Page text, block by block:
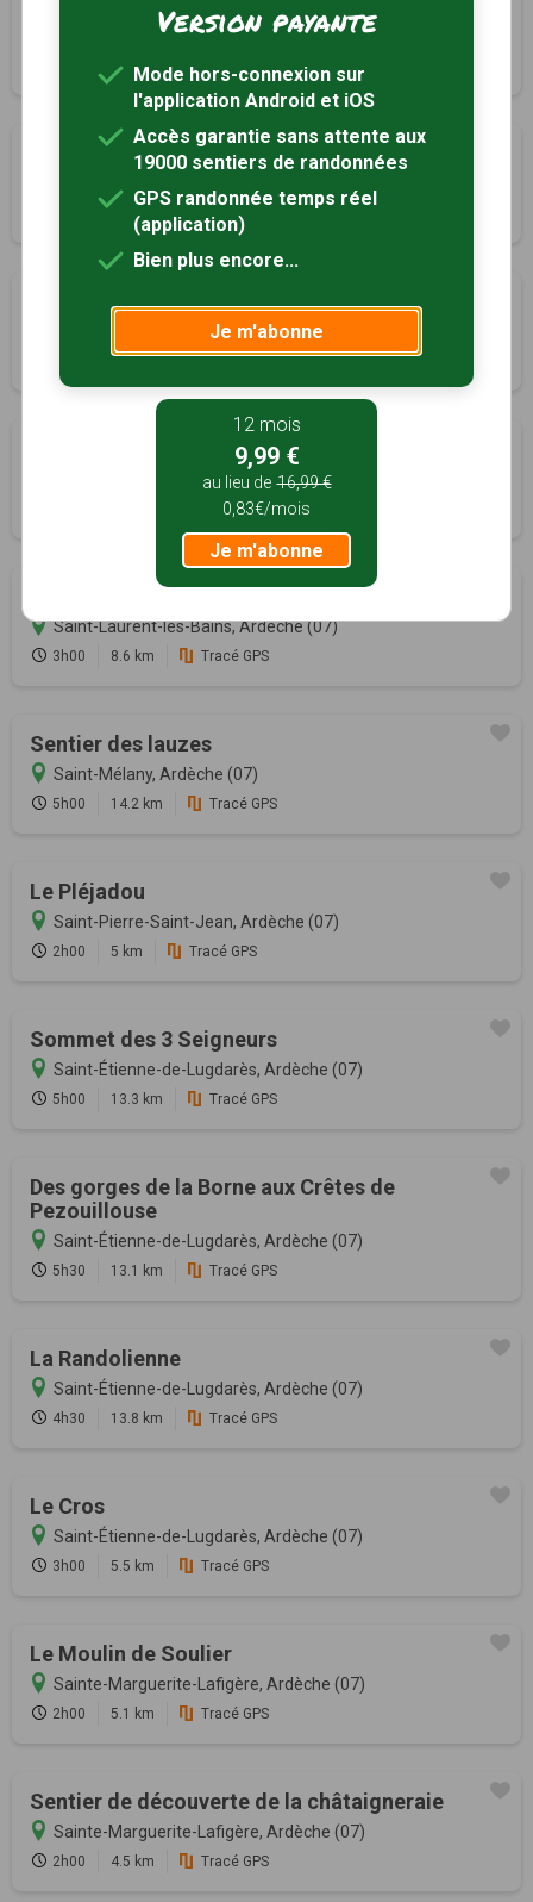
Chaos de Montselgues
Montselgues, Ardèche (07)
10.6 km
Chamier-Féreyrolles
9.5 km
Le Chemin de Traverse
Sablières, Ardèche (07)
8.2 km Tracé GPS
Saint-Laurent-les-Bains, Ardèche (07)
Tracé GPS
Saint-Laurent-les-Bains, Ardèche (07)
3h00 8.6 km Tracé GPS
Sentier des lauzes
Saint-Mélany, Ardèche (07)
5h00 14.2 km Tracé GPS
Le Pléjadou
Saint-Pierre-Saint-Jean, Ardèche (07)
2h00 5 km Tracé GPS
Sommet des 3 Seigneurs
Saint-Étienne-de-Lugdarès, Ardèche (07)
5h00 13.3 km Tracé GPS
Des gorges de la Borne aux Crêtes de
Pezouillouse
Saint-Étienne-de-Lugdarès, Ardèche (07)
5h30 13.1 km Tracé GPS
La Randolienne
Saint-Étienne-de-Lugdarès, Ardèche (07)
4h30 13.8 km Tracé GPS
Le Cros
Saint-Étienne-de-Lugdarès, Ardèche (07)
3h00 5.5 km Tracé GPS
Le Moulin de Soulier
Sainte-Marguerite-Lafigère, Ardèche (07)
2h00 5.1 km Tracé GPS
Sentier de découverte de la châtaigneraie
Sainte-Marguerite-Lafigère, Ardèche (07)
2h00 4.5 km Tracé GPS
Version payante
Mode hors-connexion sur
l'application Android et iOS
Accès garantie sans attente aux
19000 sentiers de randonnées
GPS randonnée temps réel
(application)
Bien plus encore...
Je m'abonne
12 mois
9,99 €
au lieu de 16,99 €
0,83€/mois
Je m'abonne